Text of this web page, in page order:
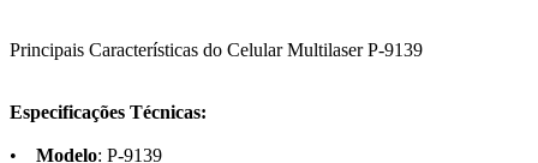
Principais Características do Celular Multilaser P-9139
Especificações Técnicas:
• Modelo: P-9139